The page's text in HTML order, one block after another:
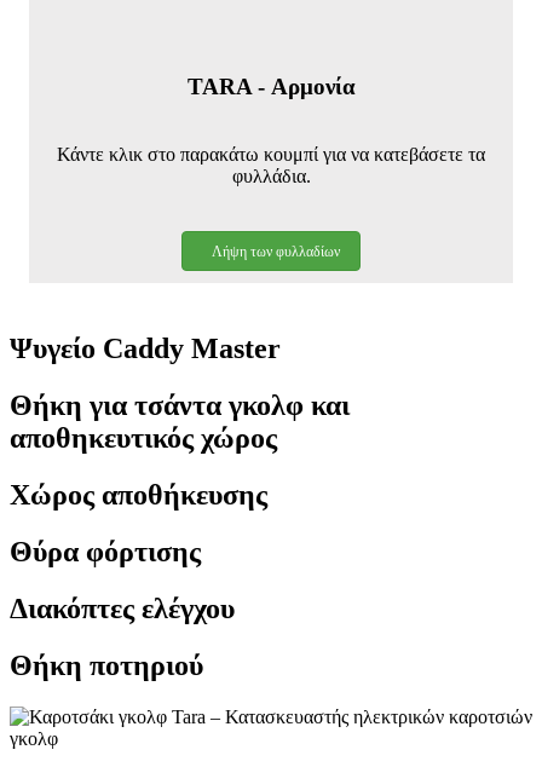
TARA - Αρμονία
Κάντε κλικ στο παρακάτω κουμπί για να κατεβάσετε τα
φυλλάδια.
Λήψη των φυλλαδίων
Ψυγείο Caddy Master
Θήκη για τσάντα γκολφ και
αποθηκευτικός χώρος
Χώρος αποθήκευσης
Θύρα φόρτισης
Διακόπτες ελέγχου
Θήκη ποτηριού